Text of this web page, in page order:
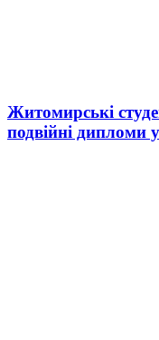
Житомирські
подвійні дипломи